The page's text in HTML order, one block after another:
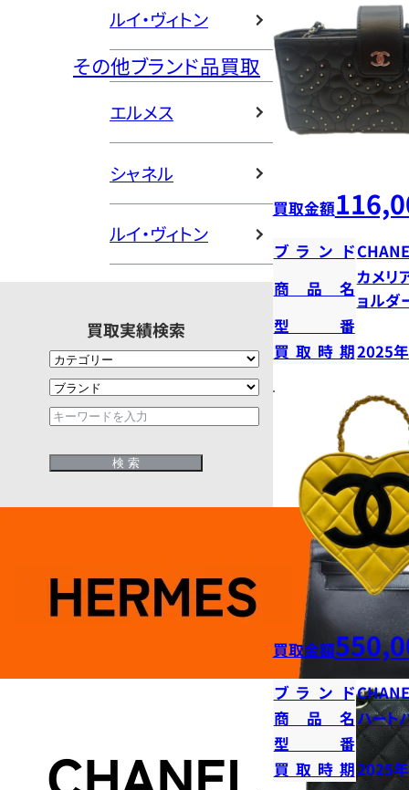
ルイ・ヴィトン
その他ブランド品買取
エルメス
シャネル
ルイ・ヴィトン
買取実績検索
買取金額
ブランド
商品名
カメリ
ョルダ
型番
買取時期2025
買取金額
ブランド
商品名 ハート
型番
買取時期2025